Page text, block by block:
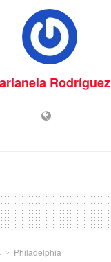
Rodríguez
Philadelphia